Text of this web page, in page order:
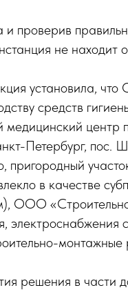
проверив
не находит
установила,
средств
центр
Петербург, пос.
пригородный
в качестве
ООО
решения в части